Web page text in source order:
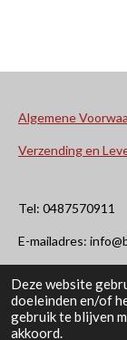
Deze website
doeleinden en/of
gebruik te blijven
akkoord.
Algemene
Verzending en
Tel: 0487570911
E-mailadres:
Rooysestraat 4
6621AM Dreumel